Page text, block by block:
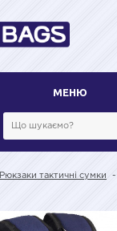
МЕНЮ
Рюкзаки тактичні сумки -